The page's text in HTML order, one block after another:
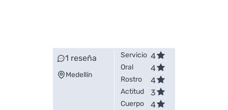
1 reseña
Medellín
Servicio 4
Oral 4
Rostro 4
Actitud 3
Cuerpo 4